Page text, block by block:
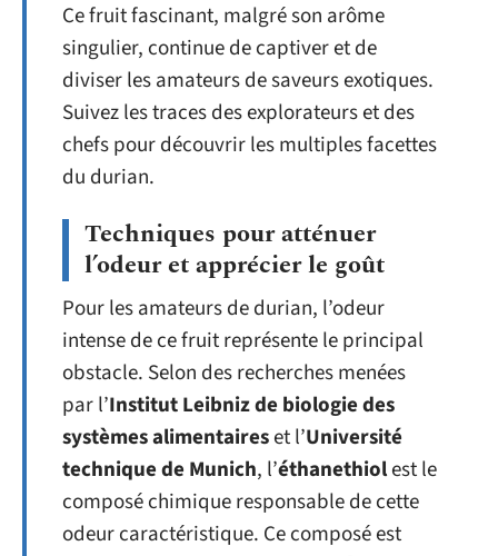
Ce fruit fascinant, malgré son arôme
singulier, continue de captiver et de
diviser les amateurs de saveurs exotiques.
Suivez les traces des explorateurs et des
chefs pour découvrir les multiples facettes
du durian.
Techniques pour atténuer
l’odeur et apprécier le goût
Pour les amateurs de durian, l’odeur
intense de ce fruit représente le principal
obstacle. Selon des recherches menées
par l’Institut Leibniz de biologie des
systèmes alimentaireset l’Université
technique de Munich, l’éthanethiolest le
composé chimique responsable de cette
odeur caractéristique. Ce composé est